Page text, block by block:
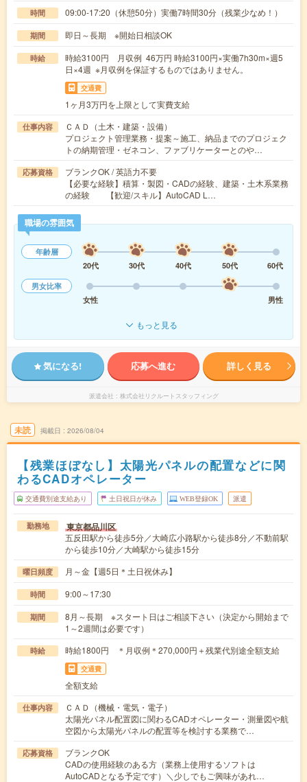
時間 09:00-17:20（休憩50分）実働7時間30分（残業少なめ！）
期間 即日～長期 ※開始日相談OK
時給
時給3100円 月収例 46万円 時給3100円×実働7h30m×週5
日×4週 ※月収例を保証するものではありません。
交通費
1ヶ月3万円を上限として実費支給
仕事内容
ＣＡＤ（土木・建築・設備）
プロジェクト管理業務・提案～施工、納品までのプロジェク
トの納期管理・ゼネコン、ファブリケーターとのや…
応募資格
ブランクOK / 英語力不要
【必要な経験】積算・製図・CADの経験、建築・土木系業務
の経験 【歓迎/スキル】AutoCAD L…
職場の雰囲気
年齢層
20代
30代 40代 50代
60代
男女比率
女性
男性
もっと見る
気になる! 応募へ進む 詳しく見る
派遣会社 株式会社リクルートスタッフィング
未読 掲載日 2026/08/04
【残業ほぼなし】太陽光パネルの配置などに関
わるCADオペレーター
交通費別途支給あり 土日祝日が休み WEB登録OK 派遣
勤務地 東京都品川区
五反田駅から徒歩5分／大崎広小路駅から徒歩8分／不動前駅
から徒歩10分／大崎駅から徒歩15分
曜日頻度 月～金【週5日＊土日祝休み】
時間 9:00～17:30
期間
8月～長期 ※スタート日はご相談下さい（決定から開始まで
1～2週間は必要です）
時給 時給1800円 ＊月収例＊270,000円＋残業代別途全額支給
交通費
全額支給
仕事内容
ＣＡＤ（機械・電気・電子）
太陽光パネル配置図に関わるCADオペレーター・測量図や航
空図から太陽光パネルの配置等を検討する業務で…
応募資格
ブランクOK
CADの使用経験のある方（業務上使用するソフトは
AutoCADとなる予定です）＼少しでもご興味があれ…